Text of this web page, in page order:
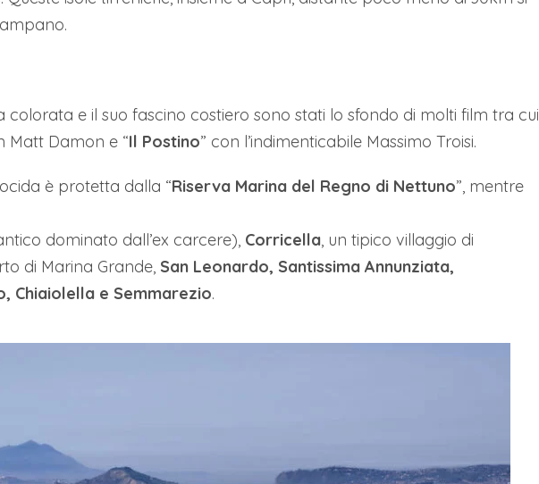
e il suo fascino costiero sono stati lo sfondo di molti film tra cui
Matt Damon e “Il Postino” con l’indimenticabile Massimo Troisi.
è protetta dalla “Riserva Marina del Regno di Nettuno”, mentre
dominato dall’ex carcere), Corricella, un tipico villaggio di
di Marina Grande, San Leonardo, Santissima Annunziata,
Chiaiolella e Semmarezio.